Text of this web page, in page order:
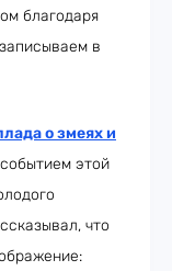
благодаря
в
о змеях и
этой
что